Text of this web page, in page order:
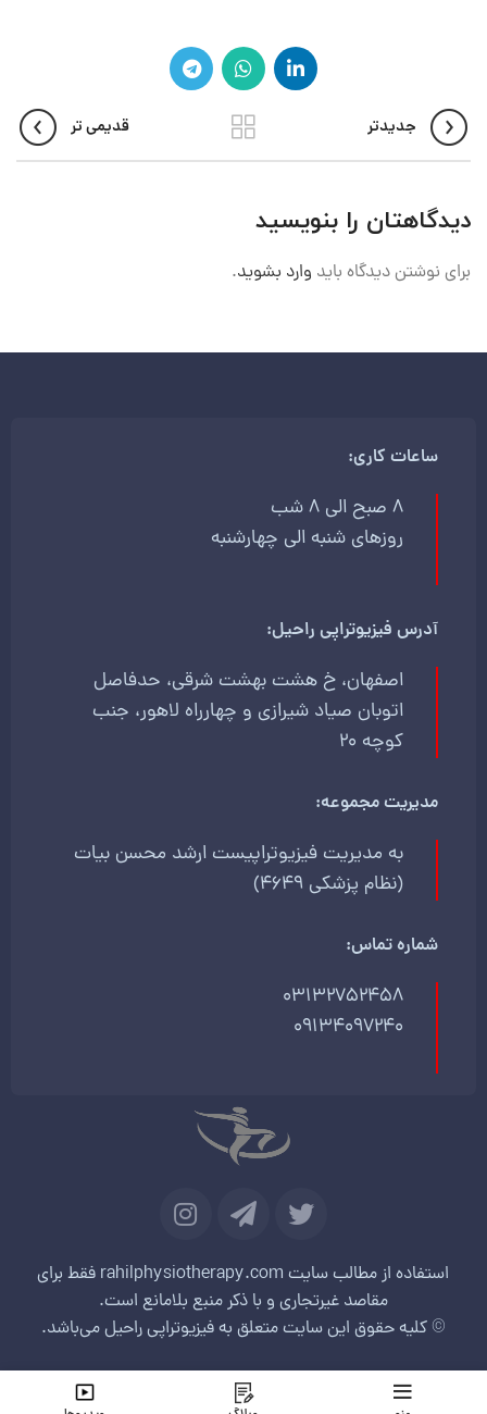
جدیدتر قدیمی تر
دیدگاهتان را بنویسید
برای نوشتن دیدگاه باید وارد بشوید.
ساعات کاری:
8 صبح الی 8 شب
روزهای شنبه الی چهارشنبه
آدرس فیزیوتراپی راحیل:
اصفهان، خ هشت بهشت شرقی، حدفاصل
اتوبان صیاد شیرازی و چهارراه لاهور، جنب
کوچه 20
مدیریت مجموعه:
به مدیریت فیزیوتراپیست ارشد محسن بیات
(نظام پزشکی 4649)
شماره تماس:
03132752458
09134097240
استفاده از مطالب سایت rahilphysiotherapy.com فقط برای
مقاصد غیرتجاری و با ذکر منبع بلامانع است.
© کلیه حقوق این سایت متعلق به فیزیوتراپی راحیل می‌باشد.